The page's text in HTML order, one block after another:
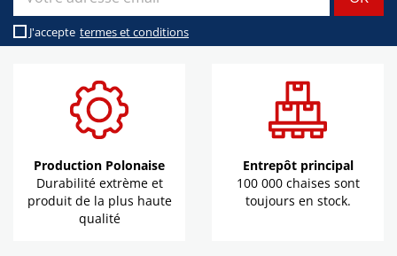
J'accepte termes et conditions
Production Polonaise
Durabilité extrème et
produit de la plus haute
qualité
Entrepôt principal
100 000 chaises sont
toujours en stock.